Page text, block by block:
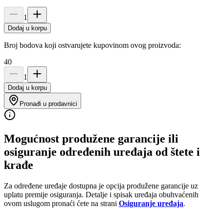
1
Dodaj u korpu
Broj bodova koji ostvarujete kupovinom ovog proizvoda:
40
1
Dodaj u korpu
Pronađi u prodavnici
Mogućnost produžene garancije ili
osiguranje određenih uređaja od štete i
krađe
Za određene uređaje dostupna je opcija produžene garancije uz
uplatu premije osiguranja. Detalje i spisak uređaja obuhvaćenih
ovom uslugom pronaći ćete na strani Osiguranje uređaja.